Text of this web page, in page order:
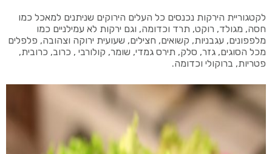
לקטגוריית הירקות נכנסים כל העלים הירוקים שניתנים למאכל כמו
חסה, מגולד, רוקט, תרד וכדומה, וגם ירקות לא עמילניים כמו
מלפפונים, עגבניות, קשואים, חצילים, שעועית ירוקה וצהובה, פלפלים
מכל הסוגים, גזר, סלק, תירס גמדי, שומר, קולורבי , כרוב, כרובית,
פטריות, ברוקולי וכדומה.